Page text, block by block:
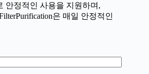
안정적인 사용을 지원하며,
은 매일 안정적인